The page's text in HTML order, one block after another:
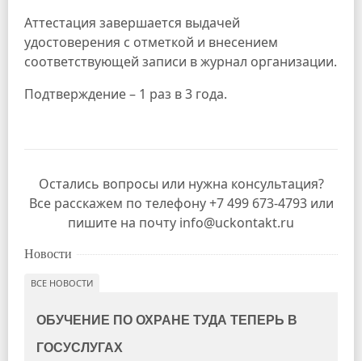
Аттестация завершается выдачей
удостоверения с отметкой и внесением
соответствующей записи в журнал организации.
Подтверждение – 1 раз в 3 года.
Остались вопросы или нужна консультация?
Все расскажем по телефону +7 499 673-4793 или
пишите на почту info@uckontakt.ru
Новости
ВСЕ НОВОСТИ
ОБУЧЕНИЕ ПО ОХРАНЕ ТУДА ТЕПЕРЬ В
ГОСУСЛУГАХ